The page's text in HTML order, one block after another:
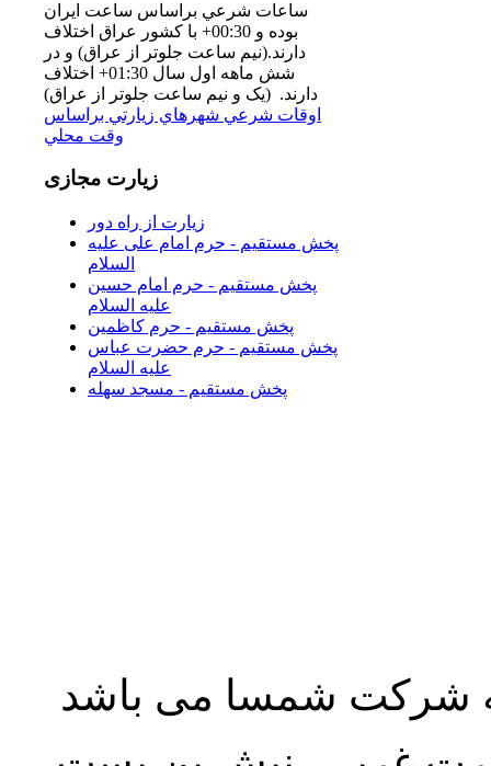
ساعات شرعي براساس ساعت ايران
بوده و 00:30+ با كشور عراق اختلاف
دارند.(نيم ساعت جلوتر از عراق) و در
شش ماهه اول سال 01:30+ اختلاف
دارند. (یک و نیم ساعت جلوتر از عراق)
اوقات شرعي شهرهاي زيارتي براساس
وقت محلي
زیارت مجازی
زیارت از راه دور
پخش مستقیم - حرم امام علی علیه
السلام
پخش مستقیم - حرم امام حسین
علیه السلام
پخش مستقیم - حرم کاظمین
پخش مستقیم - حرم حضرت عباس
علیه السلام
پخش مستقیم - مسجد سهله
شرکت شمسا می باشد